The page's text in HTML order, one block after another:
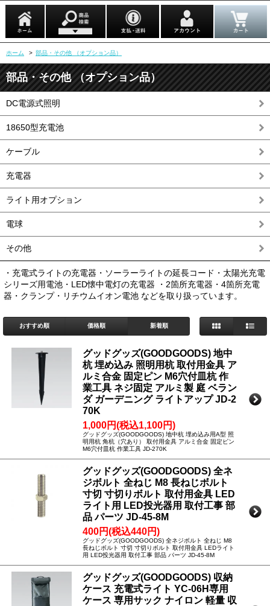
ホーム > 部品・その他 （オプション品）
部品・その他 （オプション品）
DC電源式照明
18650型充電池
ケーブル
充電器
ライト用オプション
電球
その他
・充電式ライトの充電器・ソーラーライトの延長コード・太陽光充電
シリーズ用電池・LED懐中電灯の充電器 ・2箇所充電器・4箇所充電
器・クランプ・リチウムイオン電池 などを取り扱っています。
おすすめ順 価格順 新着順
グッドグッズ(GOODGOODS) 地中
杭 埋め込み 照明用杭 取付用金具 ア
ルミ合金 固定ピン M6穴付皿杭 作
業工具 ネジ固定 アルミ製 庭 ベラン
ダ ガーデニング ライトアップ JD-2
70K
1,000円(税込1,100円)
グッドグッズ(GOODGOODS) 地中杭 埋め込み用A型 照
明用杭 角杭（穴あり） 取付用金具 アルミ合金 固定ピン
M6穴付皿杭 作業工具 JD-270K
グッドグッズ(GOODGOODS) 全ネ
ジボルト 全ねじ M8 長ねじボルト
寸切 寸切りボルト 取付用金具 LED
ライト用 LED投光器用 取付工事 部
品 パーツ JD-45-8M
400円(税込440円)
グッドグッズ(GOODGOODS) 全ネジボルト 全ねじ M8
長ねじボルト 寸切 寸切りボルト 取付用金具 LEDライト
用 LED投光器用 取付工事 部品 パーツ JD-45-8M
グッドグッズ(GOODGOODS) 収納
ケース 充電式ライト YC-06H専用
ケース 専用サック ナイロン 軽量 収